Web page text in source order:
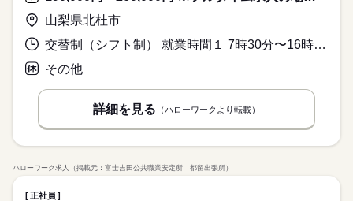
山梨県北杜市
交替制（シフト制） 就業時間１ 7時30分〜16時15分 就業時間２ 15時05分〜23時50分 就業時間３ 23時15分〜8時00分
その他
詳細を見る （ハローワークより転載）
ハローワーク求人（掲載元：富士吉田公共職業安定所 都留出張所）
正社員